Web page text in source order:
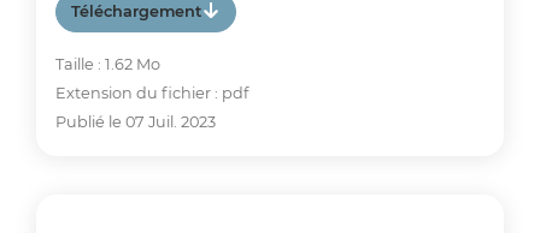
Téléchargement
Taille : 1.62 Mo
Extension du fichier : pdf
Publié le 07 Juil. 2023